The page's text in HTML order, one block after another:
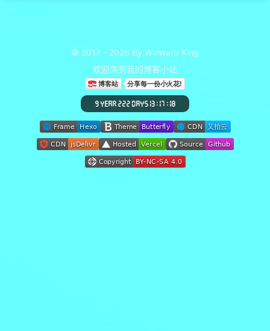
© 2017 - 2026 By Winward King
欢迎来到我的博客小站
9 YEAR 222 DAYS 13 : 17 : 22